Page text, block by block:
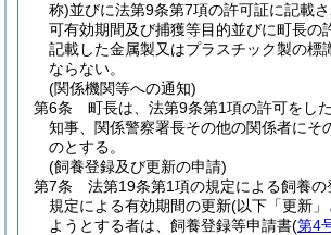
称)並びに法第9条第7項の許可証に記載
可有効期間及び捕獲等目的並びに町長の
記載した金属製又はプラスチック製の標
ならない。
(関係機関等への通知)
第6条
町長は、法第9条第1項の許可をし
知事、関係警察署長その他の関係者にそ
のとする。
(飼養登録及び更新の申請)
第7条
法第19条第1項の規定による飼養の
規定による有効期間の更新(以下「更新
ようとする者は、飼養登録等申請書(第4